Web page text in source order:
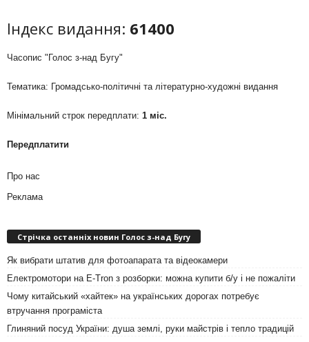
Індекс видання: 61400
Часопис "Голос з-над Бугу"
Тематика: Громадсько-політичні та літературно-художні видання
Мінімальний строк передплати: 1 міс.
Передплатити
Про нас
Реклама
Стрічка останніх новин Голос з-над Бугу
Як вибрати штатив для фотоапарата та відеокамери
Електромотори на E-Tron з розборки: можна купити б/у і не пожаліти
Чому китайський «хайтек» на українських дорогах потребує
втручання програміста
Глиняний посуд України: душа землі, руки майстрів і тепло традицій